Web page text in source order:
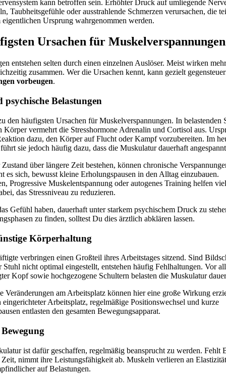
kann betroffen sein. Erhöhter Druck auf umliegende
Taubheitsgefühle oder ausstrahlende Schmerzen verursachen, die
eigentlichen Ursprung wahrgenommen werden.
Ursachen für Muskelverspannungen
entstehen selten durch einen einzelnen Auslöser. Meist wirken
zusammen. Wer die Ursachen kennt, kann gezielt
vorbeugen.
psychische Belastungen
den häufigsten Ursachen für Muskelverspannungen. In belastenden
Körper vermehrt die Stresshormone Adrenalin und Cortisol aus.
dazu, den Körper auf Flucht oder Kampf vorzubereiten. Im
sie jedoch häufig dazu, dass die Muskulatur dauerhaft
über längere Zeit bestehen, können chronische
es sich, bewusst kleine Erholungspausen in den Alltag einzubauen.
Progressive Muskelentspannung oder autogenes Training helfen
das Stressniveau zu reduzieren.
Gefühl haben, dauerhaft unter starkem psychischem Druck zu
zu finden, solltest Du dies ärztlich abklären lassen.
Körperhaltung
verbringen einen Großteil ihres Arbeitstages sitzend. Sind
Stuhl nicht optimal eingestellt, entstehen häufig Fehlhaltungen. Vor
Kopf sowie hochgezogene Schultern belasten die Muskulatur
Veränderungen am Arbeitsplatz können hier eine große Wirkung
eingerichteter Arbeitsplatz, regelmäßige Positionswechsel und kurze
entlasten den gesamten Bewegungsapparat.
ist dafür geschaffen, regelmäßig beansprucht zu werden. Fehlt
Zeit, nimmt ihre Leistungsfähigkeit ab. Muskeln verlieren an
auf Belastungen.